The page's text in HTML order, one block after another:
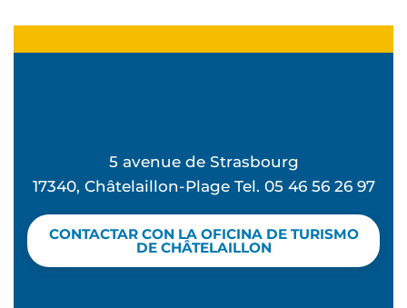
5 avenue de Strasbourg
17340, Châtelaillon-Plage Tel. 05 46 56 26 97
CONTACTAR CON LA OFICINA DE TURISMO
DE CHÂTELAILLON